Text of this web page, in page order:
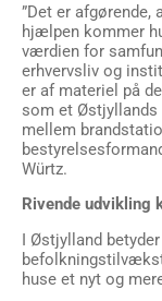
”Det er
hjælpen kommer
værdien for
erhvervsliv og
er af materiel på
som et Østjyllands
mellem
Würtz.
Rivende
I Østjylland
huse et nyt og